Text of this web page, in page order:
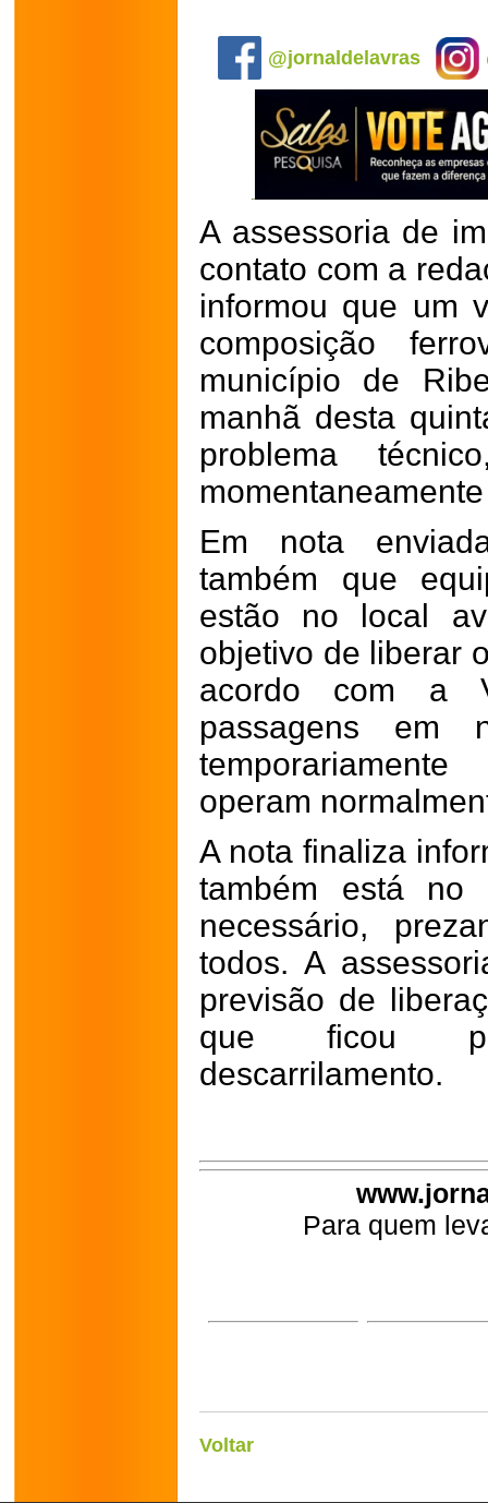
@jornaldelavras
A assessoria de
contato com a
informou que um
composição
município de
manhã desta
problema
Em nota
também que
estão no local
objetivo de liberar
acordo com a
passagens em
operam
A nota finaliza
também está
necessário,
todos. A
previsão de
que ficou
descarrilamento.
Para quem
Voltar